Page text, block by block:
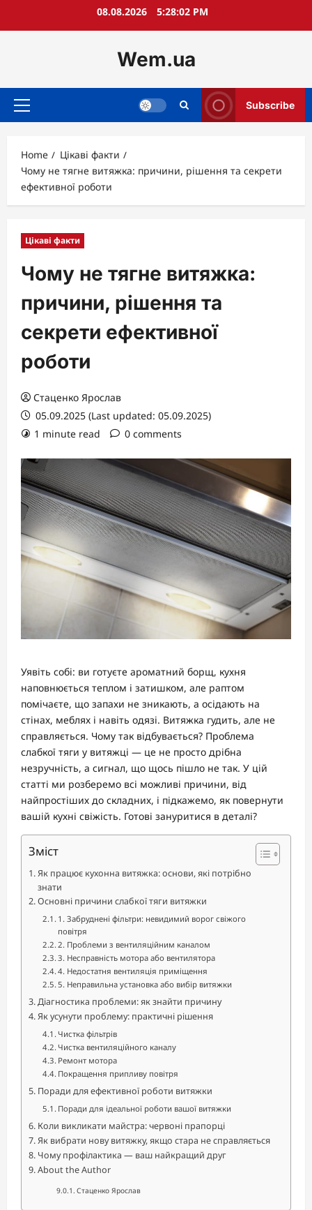
08.08.2026 5:28:03 PM
Wem.ua
Primary
Subscribe
Home
Цікаві факти
Чому не тягне витяжка: причини, рішення та секрети
ефективної роботи
Цікаві факти
Чому не тягне витяжка:
причини, рішення та
секрети ефективної
роботи
Стаценко Ярослав
05.09.2025 (Last updated: 05.09.2025)
1 minute read
0 comments
Уявіть собі: ви готуєте ароматний борщ, кухня
наповнюється теплом і затишком, але раптом
помічаєте, що запахи не зникають, а осідають на
стінах, меблях і навіть одязі. Витяжка гудить, але не
справляється. Чому так відбувається? Проблема
слабкої тяги у витяжці — це не просто дрібна
незручність, а сигнал, що щось пішло не так. У цій
статті ми розберемо всі можливі причини, від
найпростіших до складних, і підкажемо, як повернути
вашій кухні свіжість. Готові зануритися в деталі?
Зміст
Як працює кухонна витяжка: основи, які потрібно
знати
Основні причини слабкої тяги витяжки
1. Забруднені фільтри: невидимий ворог свіжого
повітря
2. Проблеми з вентиляційним каналом
3. Несправність мотора або вентилятора
4. Недостатня вентиляція приміщення
5. Неправильна установка або вибір витяжки
Діагностика проблеми: як знайти причину
Як усунути проблему: практичні рішення
Чистка фільтрів
Чистка вентиляційного каналу
Ремонт мотора
Покращення припливу повітря
Поради для ефективної роботи витяжки
Поради для ідеальної роботи вашої витяжки
Коли викликати майстра: червоні прапорці
Як вибрати нову витяжку, якщо стара не справляється
Чому профілактика — ваш найкращий друг
About the Author
Стаценко Ярослав